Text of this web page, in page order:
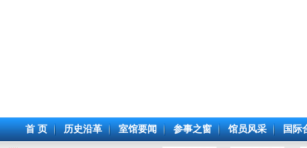
首 页 历史沿革 室馆要闻 参事之窗 馆员风采 国际